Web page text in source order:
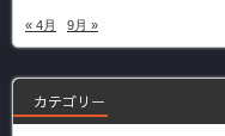
« 4月 9月 »
カテゴリー